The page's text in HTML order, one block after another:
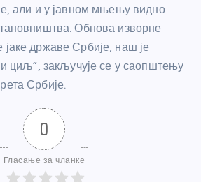
али и у јавном мњењу видно
Обнова изворне
државе Србије, наш је
и циљ”, закључује се у саопштењу
Србије.
0
Гласање за чланке